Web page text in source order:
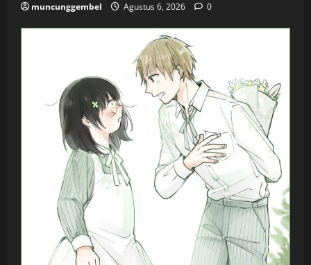
muncunggembel Agustus 6, 2026 0